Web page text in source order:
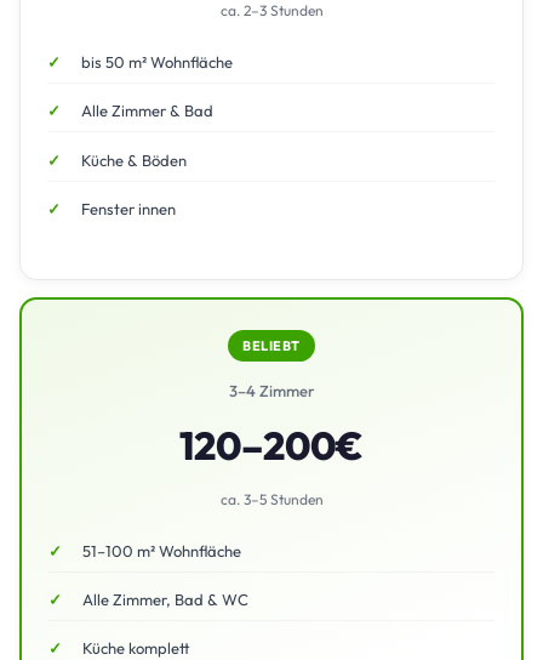
ca. 2–3 Stunden
bis 50 m² Wohnfläche
Alle Zimmer & Bad
Küche & Böden
Fenster innen
BELIEBT
3–4 Zimmer
120–200€
ca. 3–5 Stunden
51–100 m² Wohnfläche
Alle Zimmer, Bad & WC
Küche komplett